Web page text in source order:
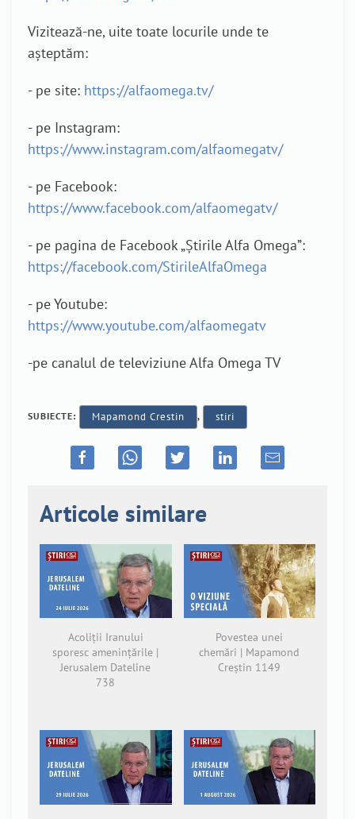
Vizitează-ne, uite toate locurile unde te
așteptăm:
- pe site: https://alfaomega.tv/
- pe Instagram:
https://www.instagram.com/alfaomegatv/
- pe Facebook:
https://www.facebook.com/alfaomegatv/
- pe pagina de Facebook „Știrile Alfa Omega”:
https://facebook.com/StirileAlfaOmega
- pe Youtube:
https://www.youtube.com/alfaomegatv
-pe canalul de televiziune Alfa Omega TV
SUBIECTE: Mapamond Crestin , stiri
Articole similare
Acoliții Iranului
sporesc amenințările |
Jerusalem Dateline
738
Povestea unei
chemări | Mapamond
Creștin 1149